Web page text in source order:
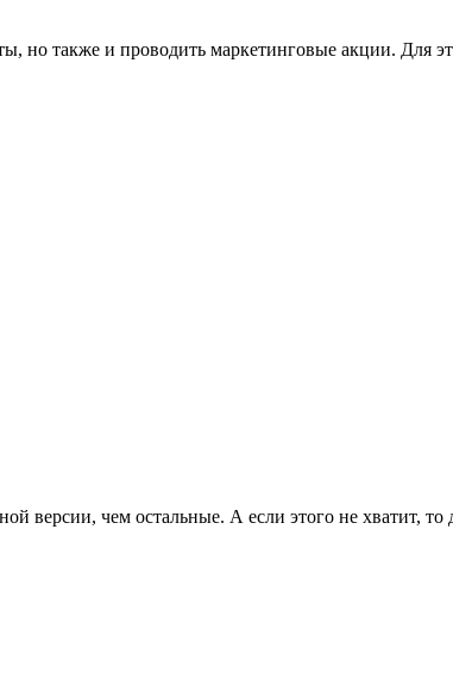
но также и проводить маркетинговые акции. Для
версии, чем остальные. А если этого не хватит,